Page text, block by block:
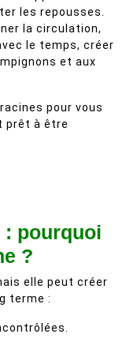
les repousses.
la circulation,
le temps, créer
et aux
pour vous
prêt à être
: pourquoi
?
elle peut créer
terme :